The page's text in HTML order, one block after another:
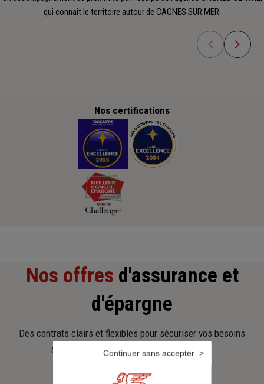
qui connait le territoire autour de CAGNES SUR MER.
Nos certifications
Nos offres d'assurance et
d'épargne
Des contrats clairs et flexibles pour sécuriser vos besoins
d’aujourd’hui et anticiper ceux de demain.
Continuer sans accepter